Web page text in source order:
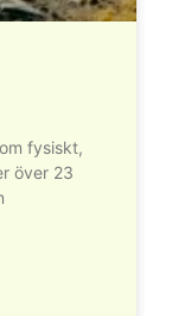
fysiskt,
över 23